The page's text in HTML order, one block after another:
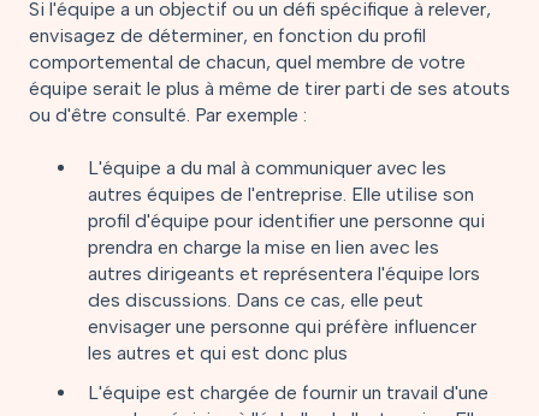
Si l'équipe a un objectif ou un défi spécifique à relever,
envisagez de déterminer, en fonction du profil
comportemental de chacun, quel membre de votre
équipe serait le plus à même de tirer parti de ses atouts
ou d'être consulté. Par exemple :
L'équipe a du mal à communiquer avec les
autres équipes de l'entreprise. Elle utilise son
profil d'équipe pour identifier une personne qui
prendra en charge la mise en lien avec les
autres dirigeants et représentera l'équipe lors
des discussions. Dans ce cas, elle peut
envisager une personne qui préfère influencer
les autres et qui est donc plus
L'équipe est chargée de fournir un travail d'une